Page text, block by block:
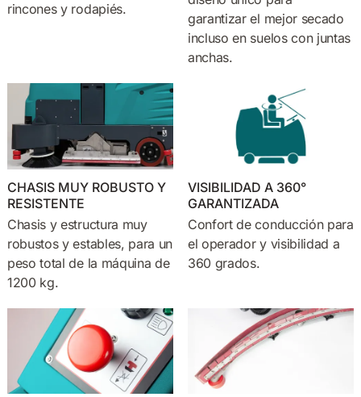
rincones y rodapiés.
garantizar el mejor secado
incluso en suelos con juntas
anchas.
CHASIS MUY ROBUSTO Y
RESISTENTE
Chasis y estructura muy
robustos y estables, para un
peso total de la máquina de
1200 kg.
VISIBILIDAD A 360°
GARANTIZADA
Confort de conducción para
el operador y visibilidad a
360 grados.